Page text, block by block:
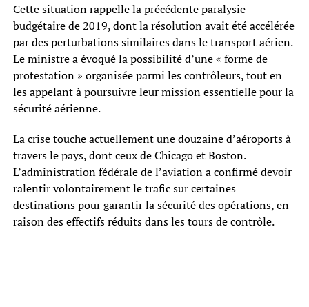
Cette situation rappelle la précédente paralysie
budgétaire de 2019, dont la résolution avait été accélérée
par des perturbations similaires dans le transport aérien.
Le ministre a évoqué la possibilité d’une « forme de
protestation » organisée parmi les contrôleurs, tout en
les appelant à poursuivre leur mission essentielle pour la
sécurité aérienne.
La crise touche actuellement une douzaine d’aéroports à
travers le pays, dont ceux de Chicago et Boston.
L’administration fédérale de l’aviation a confirmé devoir
ralentir volontairement le trafic sur certaines
destinations pour garantir la sécurité des opérations, en
raison des effectifs réduits dans les tours de contrôle.